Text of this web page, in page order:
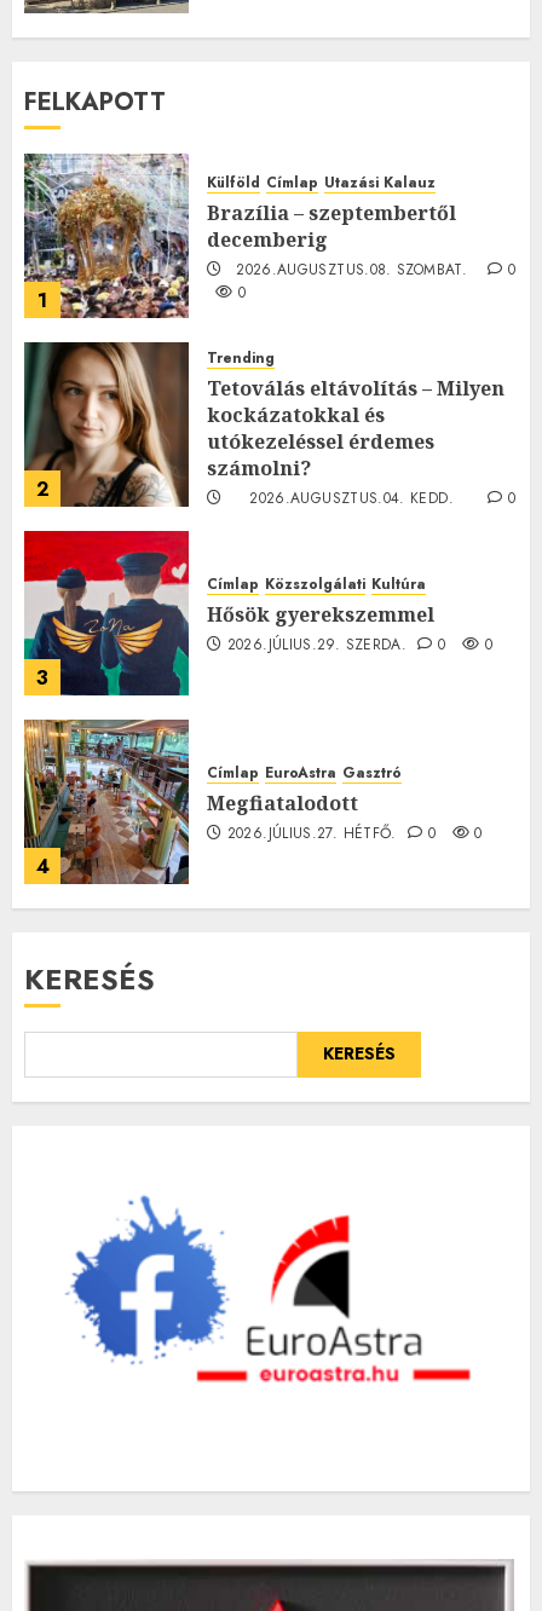
FELKAPOTT
1
Külföld Címlap Utazási Kalauz
Brazília – szeptembertől
decemberig
2026.AUGUSZTUS.08. SZOMBAT.
0
0
2
Trending
Tetoválás eltávolítás – Milyen
kockázatokkal és
utókezeléssel érdemes
számolni?
2026.AUGUSZTUS.04. KEDD.
0
3
Címlap Közszolgálati Kultúra
Hősök gyerekszemmel
2026.JÚLIUS.29. SZERDA. 0 0
4
Címlap EuroAstra Gasztró
Megfiatalodott
2026.JÚLIUS.27. HÉTFŐ. 0 0
KERESÉS
KERESÉS